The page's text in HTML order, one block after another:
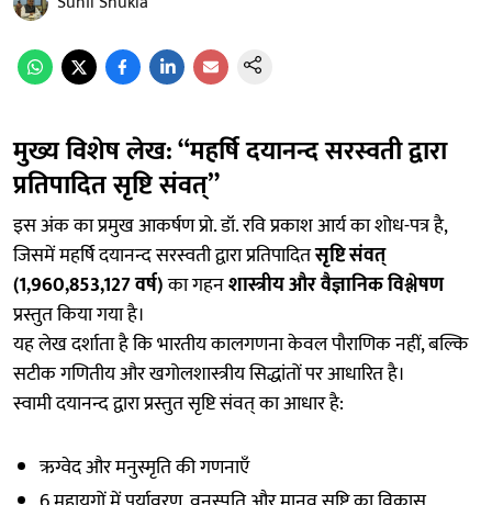
मुख्य विशेष लेख: “महर्षि दयानन्द सरस्वती द्वारा
प्रतिपादित सृष्टि संवत्”
इस अंक का प्रमुख आकर्षण प्रो. डॉ. रवि प्रकाश आर्य का शोध-पत्र है,
जिसमें महर्षि दयानन्द सरस्वती द्वारा प्रतिपादितसृष्टि संवत्
(1,960,853,127 वर्ष)का गहनशास्त्रीय और वैज्ञानिक विश्लेषण
प्रस्तुत किया गया है।
यह लेख दर्शाता है कि भारतीय कालगणना केवल पौराणिक नहीं, बल्कि
सटीक गणितीय और खगोलशास्त्रीय सिद्धांतों पर आधारित है।
स्वामी दयानन्द द्वारा प्रस्तुत सृष्टि संवत् का आधार है:
ऋग्वेद और मनुस्मृति की गणनाएँ